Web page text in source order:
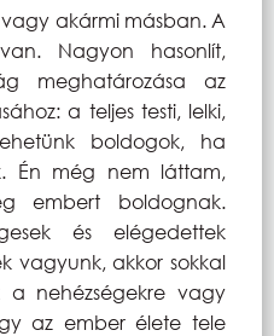
akármi másban. A
Nagyon hasonlít,
meghatározása az
a teljes testi, lelki,
boldogok, ha
Én még nem láttam,
embert boldognak.
és elégedettek
vagyunk, akkor sokkal
a nehézségekre vagy
az ember élete tele